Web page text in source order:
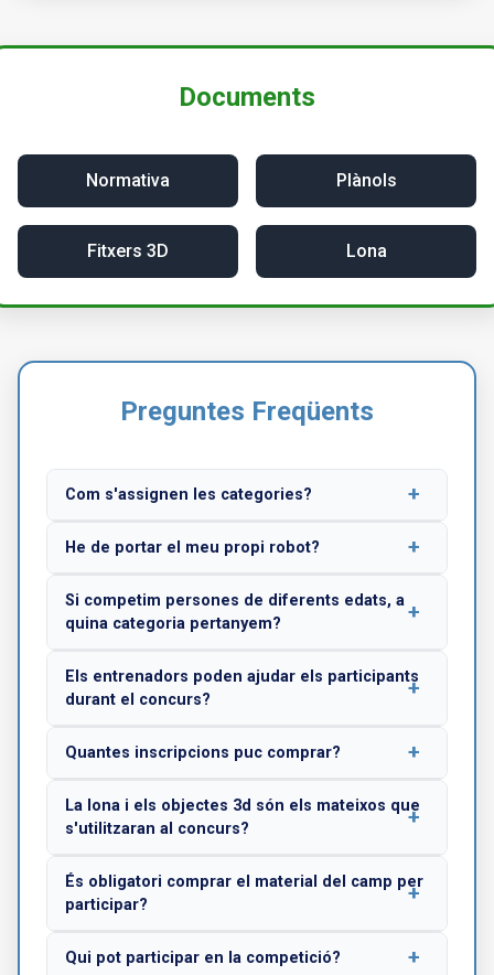
Documents
Normativa Plànols
Fitxers 3D Lona
Preguntes Freqüents
Com s'assignen les categories?
He de portar el meu propi robot?
Si competim persones de diferents edats, a
quina categoria pertanyem?
Els entrenadors poden ajudar els participants
durant el concurs?
Quantes inscripcions puc comprar?
La lona i els objectes 3d són els mateixos que
s'utilitzaran al concurs?
És obligatori comprar el material del camp per
participar?
Qui pot participar en la competició?